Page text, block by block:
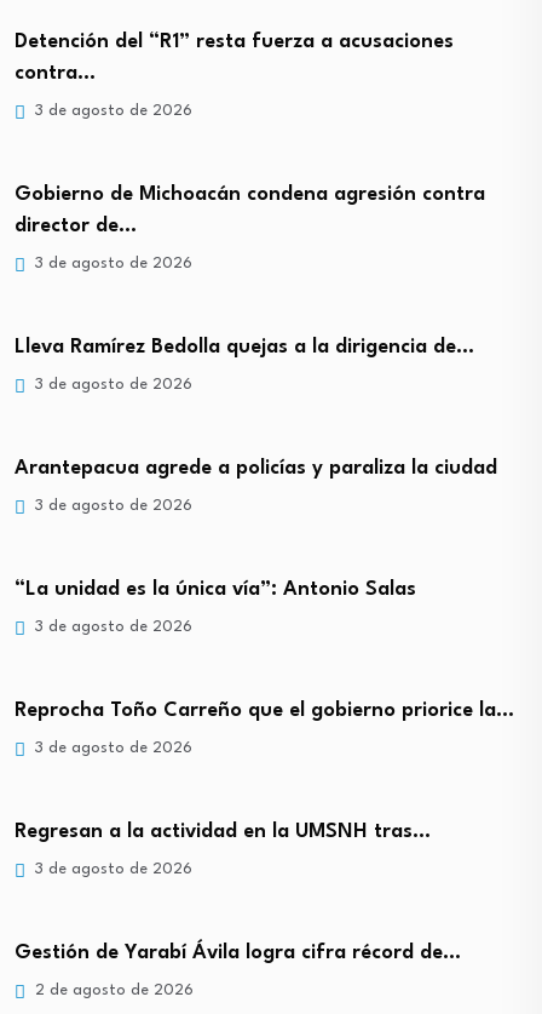
Detención del “R1” resta fuerza a acusaciones
contra…
3 de agosto de 2026
Gobierno de Michoacán condena agresión contra
director de…
3 de agosto de 2026
Lleva Ramírez Bedolla quejas a la dirigencia de…
3 de agosto de 2026
Arantepacua agrede a policías y paraliza la ciudad
3 de agosto de 2026
“La unidad es la única vía”: Antonio Salas
3 de agosto de 2026
Reprocha Toño Carreño que el gobierno priorice la…
3 de agosto de 2026
Regresan a la actividad en la UMSNH tras…
3 de agosto de 2026
Gestión de Yarabí Ávila logra cifra récord de…
2 de agosto de 2026